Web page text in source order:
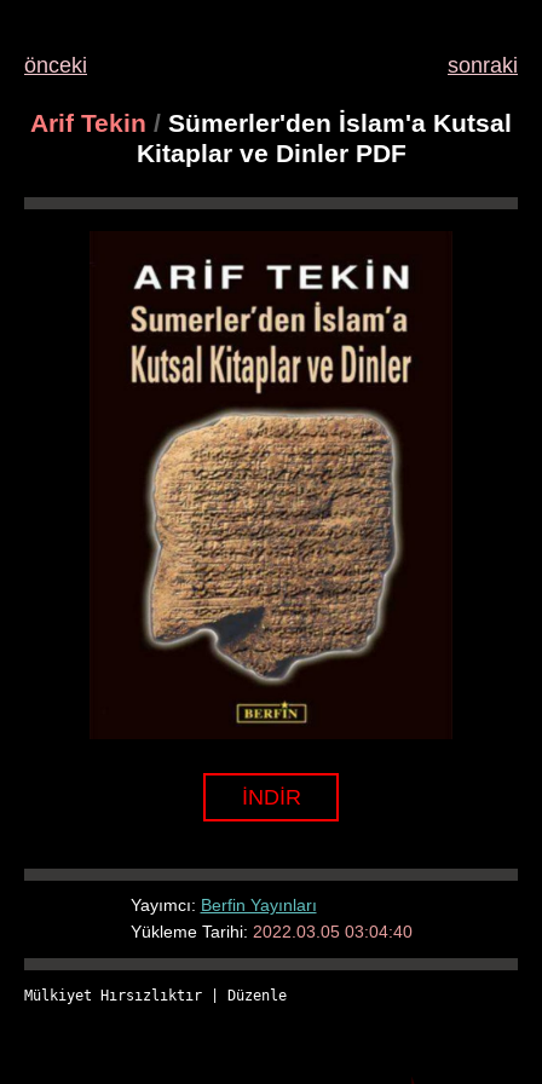
önceki sonraki
Arif Tekin / Sümerler'den İslam'a Kutsal
Kitaplar ve Dinler PDF
İNDİR
Yayımcı: Berfin Yayınları
Yükleme Tarihi: 2022.03.05 03:04:40
Mülkiyet Hırsızlıktır Düzenle